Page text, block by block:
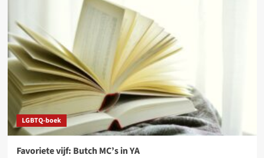
LGBTQ-boek
Favoriete vijf: Butch MC’s in YA